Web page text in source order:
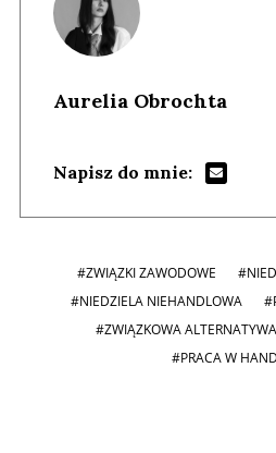
Aurelia Obrochta
Napisz do mnie:
#ZWIĄZKI ZAWODOWE
#NIEDZIELA NIEHANDLOWA
#ZWIĄZKOWA ALTERNATYWA
#PRACA W